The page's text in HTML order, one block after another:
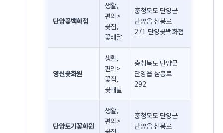
단양꽃백화점
생활,
편의>
꽃집,
꽃배달
충청북도 단양군
단양읍 삼봉로
271 단양꽃백화점
영신꽃화원
생활,
편의>
꽃집,
꽃배달
충청북도 단양군
단양읍 삼봉로
292
단양토기꽃화원
생활,
편의>
충청북도 단양군
단양읍 삼봉로